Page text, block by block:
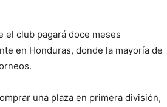
el club pagará doce meses
en Honduras, donde la mayoría de
una plaza en primera división,